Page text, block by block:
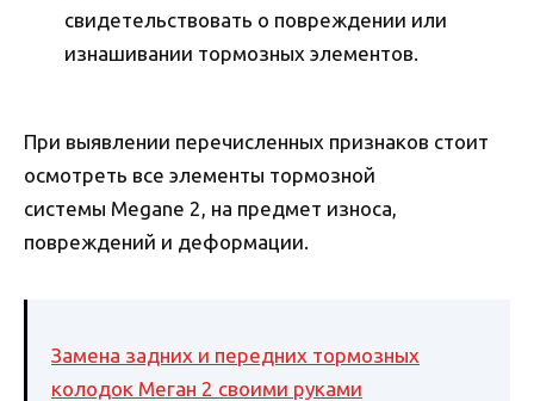
свидетельствовать о повреждении или
изнашивании тормозных элементов.
При выявлении перечисленных признаков стоит
осмотреть все элементы тормозной
системы Megane 2, на предмет износа,
повреждений и деформации.
Замена задних и передних тормозных
колодок Меган 2 своими руками